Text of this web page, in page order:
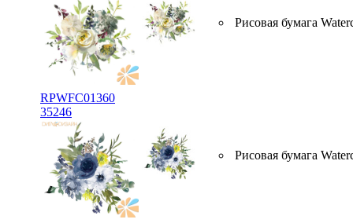
Рисовая бумага
RPWFC01360
35246
Рисовая бумага